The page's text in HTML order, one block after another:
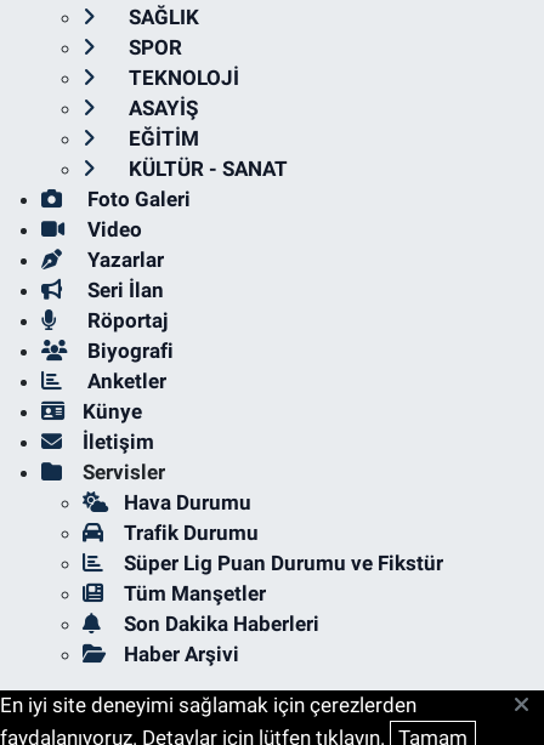
SAĞLIK
SPOR
TEKNOLOJİ
ASAYİŞ
EĞİTİM
KÜLTÜR - SANAT
Foto Galeri
Video
Yazarlar
Seri İlan
Röportaj
Biyografi
Anketler
Künye
İletişim
Servisler
Hava Durumu
Trafik Durumu
Süper Lig Puan Durumu ve Fikstür
Tüm Manşetler
Son Dakika Haberleri
Haber Arşivi
En iyi site deneyimi sağlamak için çerezlerden
faydalanıyoruz. Detaylar için lütfen tıklayın. Tamam